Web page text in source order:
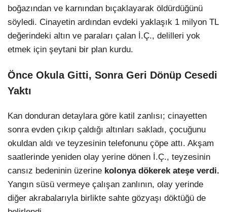
boğazından ve karnından bıçaklayarak öldürdüğünü
söyledi. Cinayetin ardından evdeki yaklaşık 1 milyon TL
değerindeki altın ve paraları çalan İ.Ç., delilleri yok
etmek için şeytani bir plan kurdu.
Önce Okula Gitti, Sonra Geri Dönüp Cesedi
Yaktı
Kan donduran detaylara göre katil zanlısı; cinayetten
sonra evden çıkıp çaldığı altınları sakladı, çocuğunu
okuldan aldı ve teyzesinin telefonunu çöpe attı. Akşam
saatlerinde yeniden olay yerine dönen İ.Ç., teyzesinin
cansız bedeninin üzerine kolonya dökerek ateşe verdi.
Yangın süsü vermeye çalışan zanlının, olay yerinde
diğer akrabalarıyla birlikte sahte gözyaşı döktüğü de